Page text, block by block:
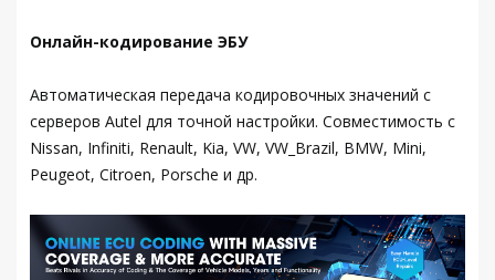
Онлайн-кодирование ЭБУ
Автоматическая передача кодировочных значений с
серверов Autel для точной настройки. Совместимость с
Nissan, Infiniti, Renault, Kia, VW, VW_Brazil, BMW, Mini,
Peugeot, Citroen, Porsche и др.